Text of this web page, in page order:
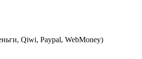
Qiwi, Paypal, WebMoney)